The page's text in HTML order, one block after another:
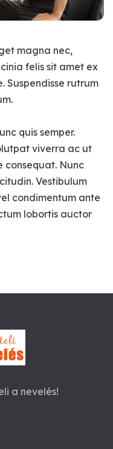
magna nec,
felis sit amet ex
Suspendisse rutrum
quis semper.
viverra ac ut
consequat. Nunc
Vestibulum
condimentum ante
lobortis auctor
a nevelés!